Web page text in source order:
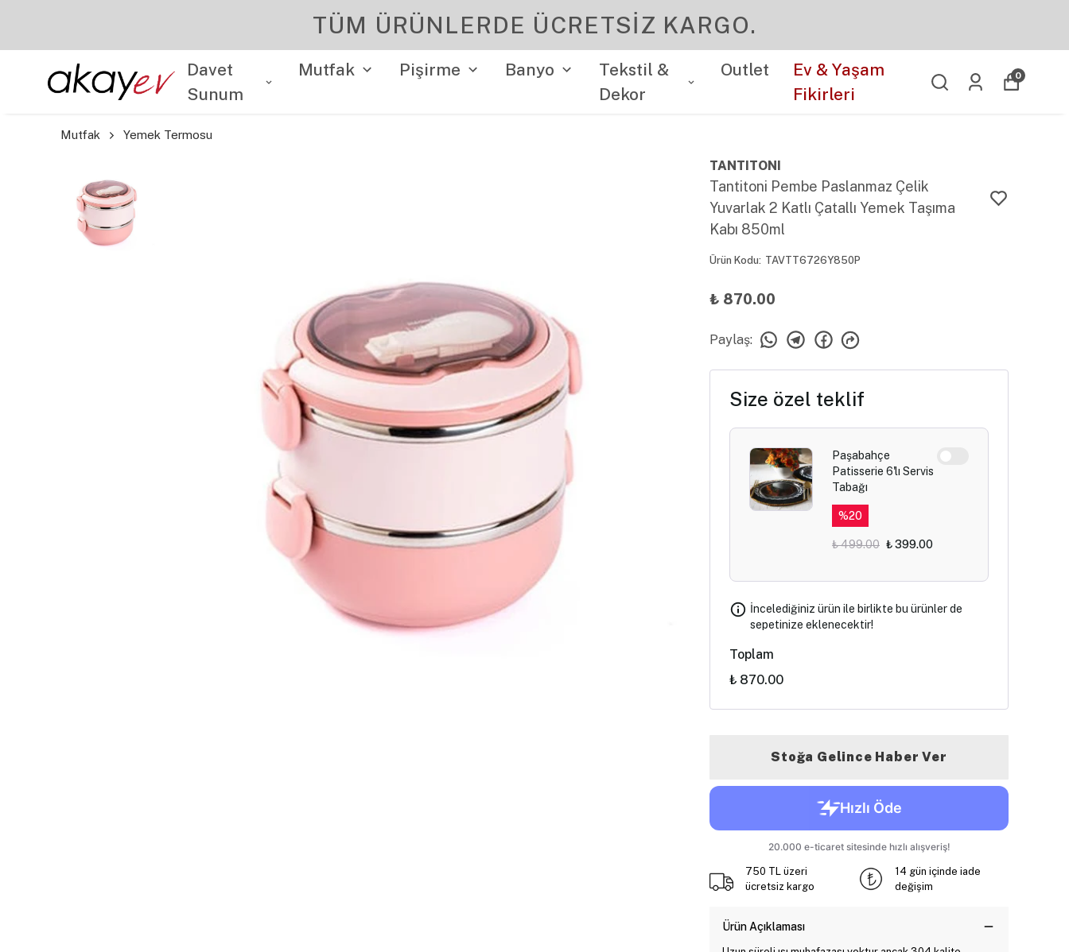
YENI SEZON ÜRÜNLER
Davet
Sunum
Mutfak Pişirme Banyo
Tekstil &
Dekor
Outlet
Ev & Yaşam
Fikirleri
0
Mutfak Yemek Termosu
TANTITONI
Tantitoni Pembe Paslanmaz Çelik
Yuvarlak 2 Katlı Çatallı Yemek Taşıma
Kabı 850ml
Ürün Kodu: TAVTT6726Y850P
₺ 870.00
Paylaş:
Size özel teklif
Paşabahçe
Patisserie 6'lı Servis
Tabağı
%20
₺ 499.00 ₺ 399.00
İncelediğiniz ürün ile birlikte bu ürünler de
sepetinize eklenecektir!
Toplam
₺ 870.00
Stoğa Gelince Haber Ver
750 TL üzeri
ücretsiz kargo
14 gün içinde iade
değişim
Ürün Açıklaması